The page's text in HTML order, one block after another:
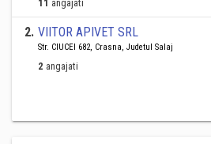
11 angajati
2. VIITOR APIVET SRL
Str. CIUCEI 682, Crasna, Judetul Salaj
2 angajati